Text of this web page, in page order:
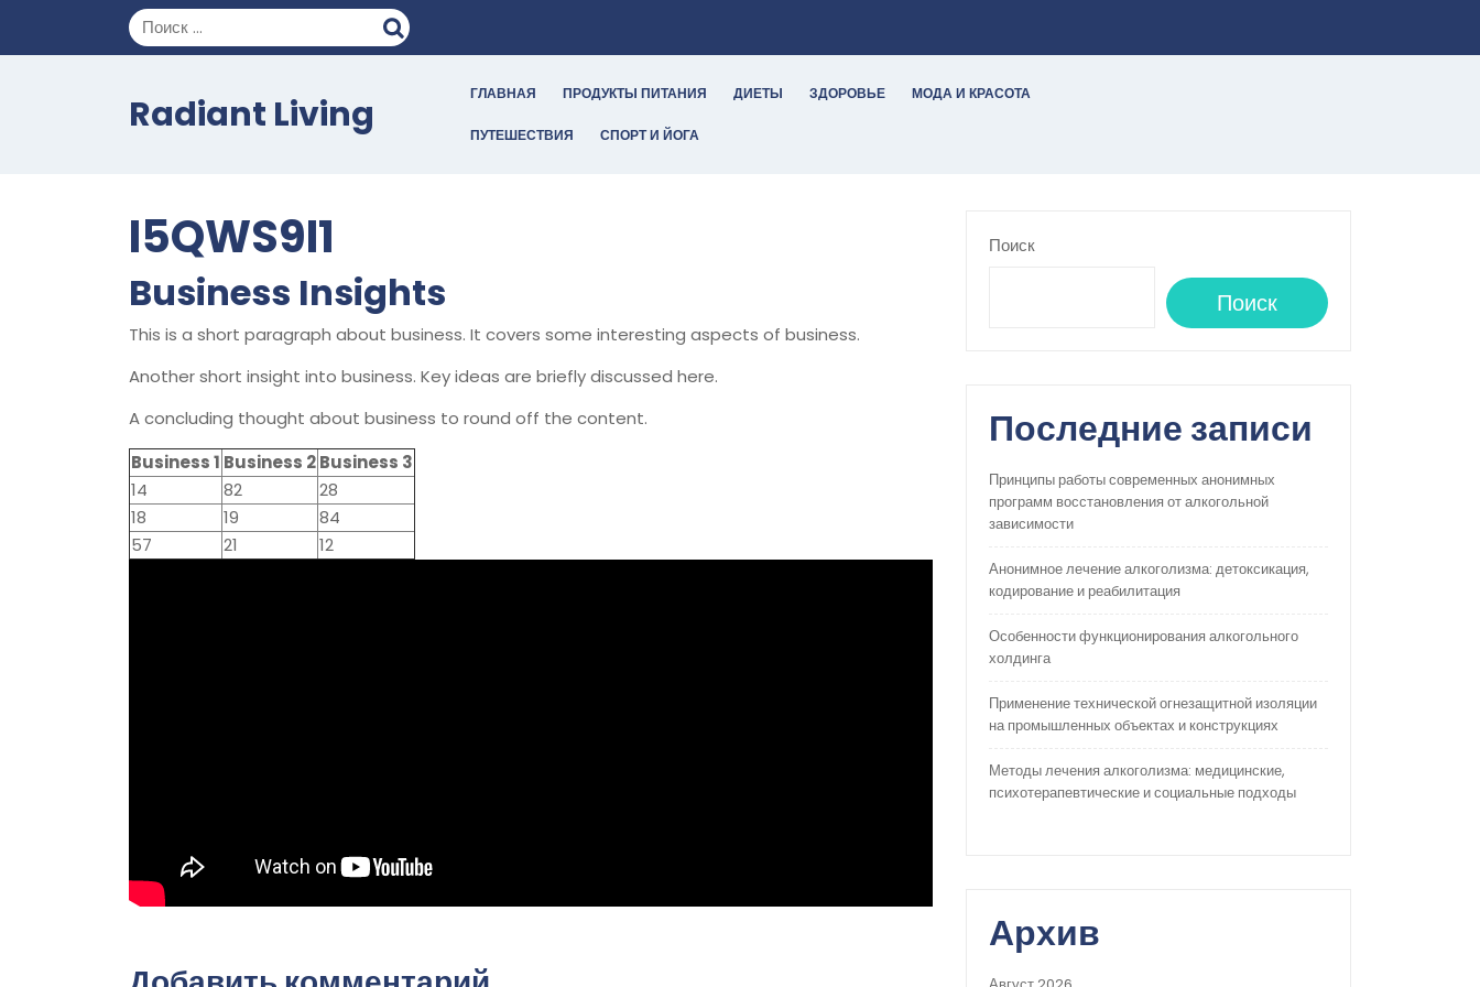
содержимому
Radiant Living ГЛАВНАЯ ПРОДУКТЫ ПИТАНИЯ ДИЕТЫ ЗДОРОВЬЕ МОДА И КРАСОТА
ПУТЕШЕСТВИЯ СПОРТ И ЙОГА
I5QWS9I1
Business Insights
This is a short paragraph about business. It covers some interesting aspects of business.
Another short insight into business. Key ideas are briefly discussed here.
A concluding thought about business to round off the content.
Business 1 Business 2Business 3
14
82
28
18
19
84
57
21 12
Поиск
Поиск
Последние записи
Принципы работы современных анонимных
программ восстановления от алкогольной
зависимости
Анонимное лечение алкоголизма: детоксикация,
кодирование и реабилитация
Особенности функционирования алкогольного
холдинга
Применение технической огнезащитной изоляции
на промышленных объектах и конструкциях
Методы лечения алкоголизма: медицинские,
психотерапевтические и социальные подходы
Архив